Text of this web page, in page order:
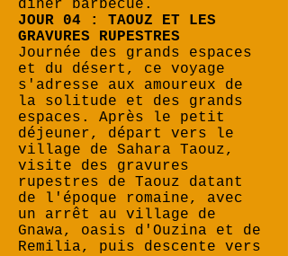
dîner barbecue.
JOUR 04 : TAOUZ ET LES
GRAVURES RUPESTRES
Journée des grands espaces
et du désert, ce voyage
s'adresse aux amoureux de
la solitude et des grands
espaces. Après le petit
déjeuner, départ vers le
village de Sahara Taouz,
visite des gravures
rupestres de Taouz datant
de l'époque romaine, avec
un arrêt au village de
Gnawa, oasis d'Ouzina et de
Remilia, puis descente vers